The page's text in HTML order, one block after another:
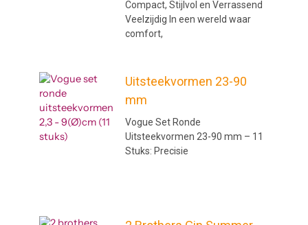
Compact, Stijlvol en Verrassend
Veelzijdig In een wereld waar
comfort,
Uitsteekvormen 23-90
mm
Vogue Set Ronde
Uitsteekvormen 23-90 mm – 11
Stuks: Precisie